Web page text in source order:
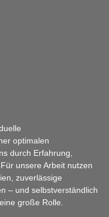
optimalen
durch Erfahrung,
unsere Arbeit nutzen
zuverlässige
– und selbstverständlich
große Rolle.